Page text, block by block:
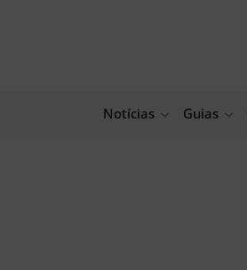
Notícias Guias